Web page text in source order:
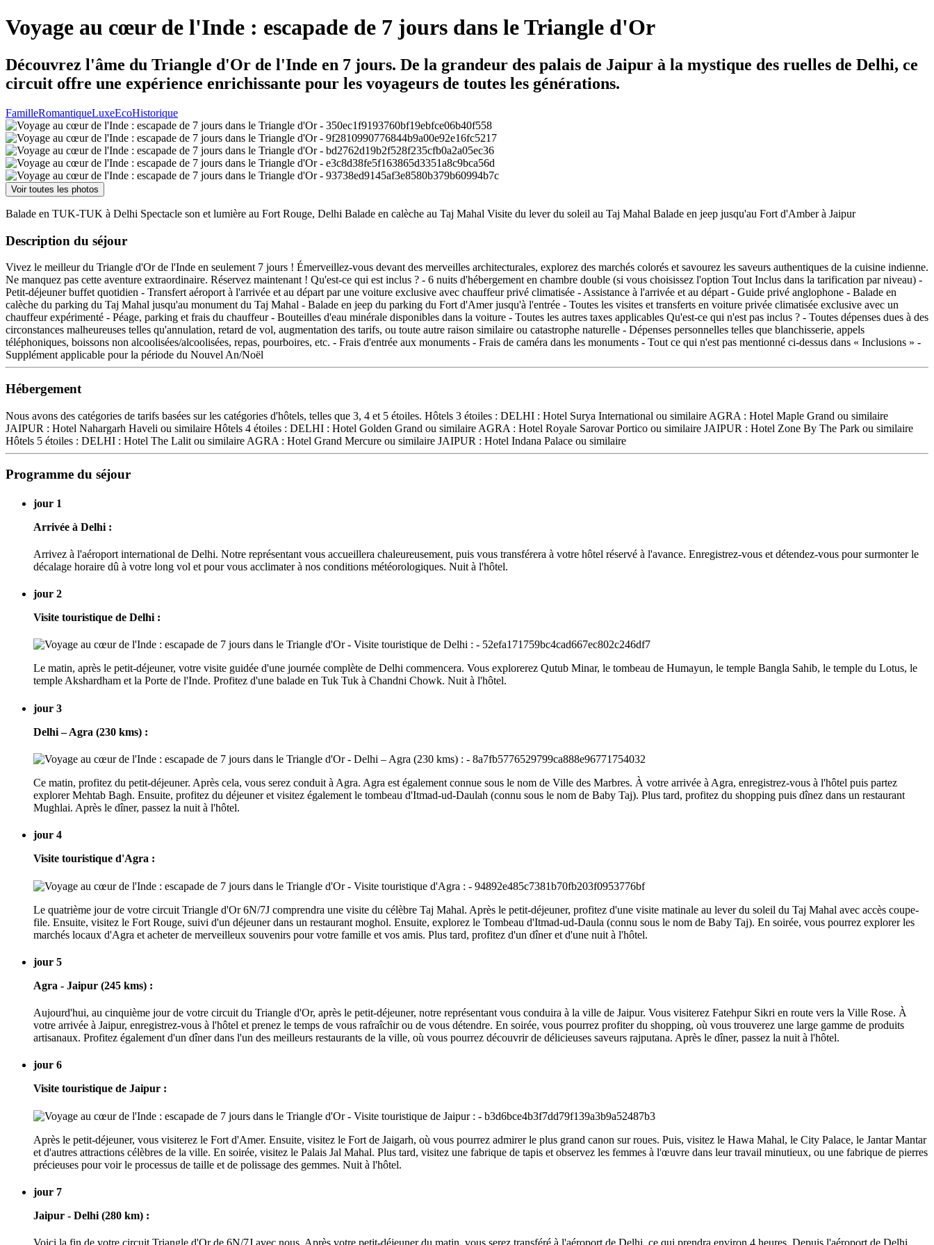
Voyage au cœur de l'Inde : escapade de 7 jours dans le Triangle d'Or
Découvrez l'âme du Triangle d'Or de l'Inde en 7 jours. De la grandeur des palais de Jaipur à la mystique des ruelles de Delhi, ce
circuit offre une expérience enrichissante pour les voyageurs de toutes les générations.
FamilleRomantiqueLuxeEcoHistorique
Voir toutes les photos
Balade en TUK-TUK à Delhi Spectacle son et lumière au Fort Rouge, Delhi Balade en calèche au Taj Mahal Visite du lever du soleil au Taj Mahal Balade en jeep jusqu'au Fort d'Amber à Jaipur
Description du séjour
Vivez le meilleur du Triangle d'Or de l'Inde en seulement 7 jours ! Émerveillez-vous devant des merveilles architecturales, explorez des marchés colorés et savourez les saveurs authentiques de la cuisine indienne.
Ne manquez pas cette aventure extraordinaire. Réservez maintenant ! Qu'est-ce qui est inclus ? - 6 nuits d'hébergement en chambre double (si vous choisissez l'option Tout Inclus dans la tarification par niveau) -
Petit-déjeuner buffet quotidien - Transfert aéroport à l'arrivée et au départ par une voiture exclusive avec chauffeur privé climatisée - Assistance à l'arrivée et au départ - Guide privé anglophone - Balade en
calèche du parking du Taj Mahal jusqu'au monument du Taj Mahal - Balade en jeep du parking du Fort d'Amer jusqu'à l'entrée - Toutes les visites et transferts en voiture privée climatisée exclusive avec un
chauffeur expérimenté - Péage, parking et frais du chauffeur - Bouteilles d'eau minérale disponibles dans la voiture - Toutes les autres taxes applicables Qu'est-ce qui n'est pas inclus ? - Toutes dépenses dues à des
circonstances malheureuses telles qu'annulation, retard de vol, augmentation des tarifs, ou toute autre raison similaire ou catastrophe naturelle - Dépenses personnelles telles que blanchisserie, appels
téléphoniques, boissons non alcoolisées/alcoolisées, repas, pourboires, etc. - Frais d'entrée aux monuments - Frais de caméra dans les monuments - Tout ce qui n'est pas mentionné ci-dessus dans « Inclusions » -
Supplément applicable pour la période du Nouvel An/Noël
Hébergement
Nous avons des catégories de tarifs basées sur les catégories d'hôtels, telles que 3, 4 et 5 étoiles. Hôtels 3 étoiles : DELHI : Hotel Surya International ou similaire AGRA : Hotel Maple Grand ou similaire
JAIPUR : Hotel Nahargarh Haveli ou similaire Hôtels 4 étoiles : DELHI : Hotel Golden Grand ou similaire AGRA : Hotel Royale Sarovar Portico ou similaire JAIPUR : Hotel Zone By The Park ou similaire
Hôtels 5 étoiles : DELHI : Hotel The Lalit ou similaire AGRA : Hotel Grand Mercure ou similaire JAIPUR : Hotel Indana Palace ou similaire
Programme du séjour
jour 1
Arrivée à Delhi :
Arrivez à l'aéroport international de Delhi. Notre représentant vous accueillera chaleureusement, puis vous transférera à votre hôtel réservé à l'avance. Enregistrez-vous et détendez-vous pour surmonter le
décalage horaire dû à votre long vol et pour vous acclimater à nos conditions météorologiques. Nuit à l'hôtel.
jour 2
Visite touristique de Delhi :
Le matin, après le petit-déjeuner, votre visite guidée d'une journée complète de Delhi commencera. Vous explorerez Qutub Minar, le tombeau de Humayun, le temple Bangla Sahib, le temple du Lotus, le
temple Akshardham et la Porte de l'Inde. Profitez d'une balade en Tuk Tuk à Chandni Chowk. Nuit à l'hôtel.
jour 3
Delhi – Agra (230 kms) :
Ce matin, profitez du petit-déjeuner. Après cela, vous serez conduit à Agra. Agra est également connue sous le nom de Ville des Marbres. À votre arrivée à Agra, enregistrez-vous à l'hôtel puis partez
explorer Mehtab Bagh. Ensuite, profitez du déjeuner et visitez également le tombeau d'Itmad-ud-Daulah (connu sous le nom de Baby Taj). Plus tard, profitez du shopping puis dînez dans un restaurant
Mughlai. Après le dîner, passez la nuit à l'hôtel.
jour 4
Visite touristique d'Agra :
Le quatrième jour de votre circuit Triangle d'Or 6N/7J comprendra une visite du célèbre Taj Mahal. Après le petit-déjeuner, profitez d'une visite matinale au lever du soleil du Taj Mahal avec accès coupe-
file. Ensuite, visitez le Fort Rouge, suivi d'un déjeuner dans un restaurant moghol. Ensuite, explorez le Tombeau d'Itmad-ud-Daula (connu sous le nom de Baby Taj). En soirée, vous pourrez explorer les
marchés locaux d'Agra et acheter de merveilleux souvenirs pour votre famille et vos amis. Plus tard, profitez d'un dîner et d'une nuit à l'hôtel.
jour 5
Agra - Jaipur (245 kms) :
Aujourd'hui, au cinquième jour de votre circuit du Triangle d'Or, après le petit-déjeuner, notre représentant vous conduira à la ville de Jaipur. Vous visiterez Fatehpur Sikri en route vers la Ville Rose. À
votre arrivée à Jaipur, enregistrez-vous à l'hôtel et prenez le temps de vous rafraîchir ou de vous détendre. En soirée, vous pourrez profiter du shopping, où vous trouverez une large gamme de produits
artisanaux. Profitez également d'un dîner dans l'un des meilleurs restaurants de la ville, où vous pourrez découvrir de délicieuses saveurs rajputana. Après le dîner, passez la nuit à l'hôtel.
jour 6
Visite touristique de Jaipur :
Après le petit-déjeuner, vous visiterez le Fort d'Amer. Ensuite, visitez le Fort de Jaigarh, où vous pourrez admirer le plus grand canon sur roues. Puis, visitez le Hawa Mahal, le City Palace, le Jantar Mantar
et d'autres attractions célèbres de la ville. En soirée, visitez le Palais Jal Mahal. Plus tard, visitez une fabrique de tapis et observez les femmes à l'œuvre dans leur travail minutieux, ou une fabrique de pierres
précieuses pour voir le processus de taille et de polissage des gemmes. Nuit à l'hôtel.
jour 7
Jaipur - Delhi (280 km) :
Voici la fin de votre circuit Triangle d'Or de 6N/7J avec nous. Après votre petit-déjeuner du matin, vous serez transféré à l'aéroport de Delhi, ce qui prendra environ 4 heures. Depuis l'aéroport de Delhi,